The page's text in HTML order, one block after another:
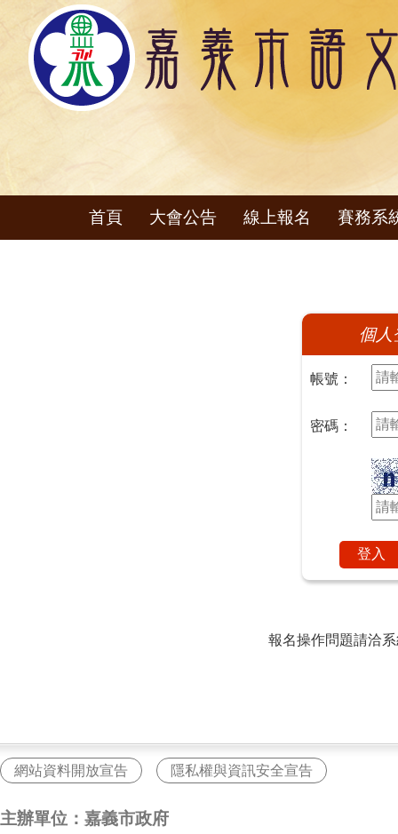
首頁 大會公告 線上報名 賽務系
個人
帳號：
密碼：
報名操作問題請洽
網站資料開放宣告 隱私權與資訊安全宣告
主辦單位：嘉義市政府